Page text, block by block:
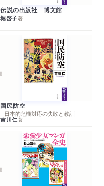
伝説の出版社 博文館
堀啓子著
国民防空
─日本的危機対応の失敗と教訓
吉川仁著